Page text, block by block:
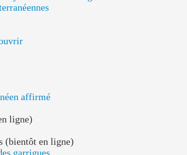
(bientôt en ligne)
en ligne)
climatique (bientôt en ligne)
ligne)
en ligne)
ligne)
(bientôt en ligne)